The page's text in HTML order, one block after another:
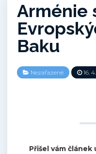
Arménie
Baku
Nezařazené 16.
Přišel vám článek